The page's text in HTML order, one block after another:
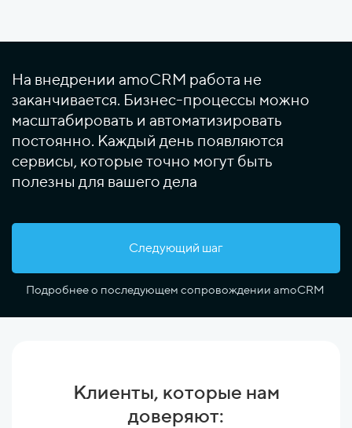
На внедрении amoCRM работа не
заканчивается. Бизнес-процессы можно
масштабировать и автоматизировать
постоянно. Каждый день появляются
сервисы, которые точно могут быть
полезны для вашего дела
Следующий шаг
Подробнее о последующем сопровождении amoCRM
Клиенты, которые нам
доверяют: